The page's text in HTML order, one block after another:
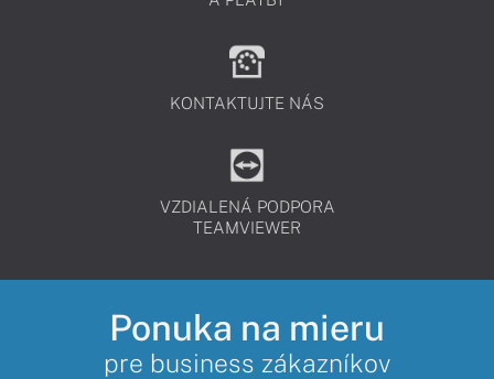
KONTAKTUJTE NÁS
VZDIALENÁ PODPORA
TEAMVIEWER
Ponuka na mieru
pre business zákazníkov